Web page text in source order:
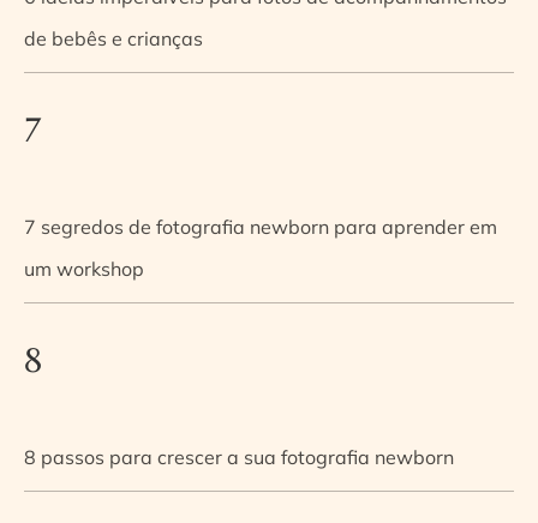
de bebês e crianças
7
7 segredos de fotografia newborn para aprender em
um workshop
8
8 passos para crescer a sua fotografia newborn